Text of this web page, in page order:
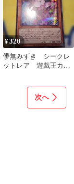
¥320
儚無みずき シークレ
ットレア 遊戯王カー
次へ